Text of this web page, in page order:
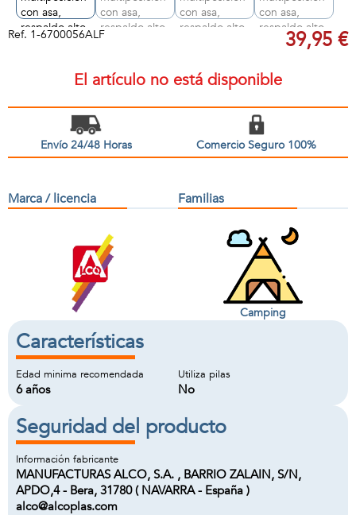
Ref. 1-6700056ALF 39,95 €
El artículo no está disponible
Envío 24/48 Horas Comercio Seguro 100%
Marca / licencia Familias
Camping
Características
Edad minima recomendada
6 años
Utiliza pilas
No
Seguridad del producto
Información fabricante
MANUFACTURAS ALCO, S.A. , BARRIO ZALAIN, S/N,
APDO,4 - Bera, 31780 ( NAVARRA - España )
alco@alcoplas.com